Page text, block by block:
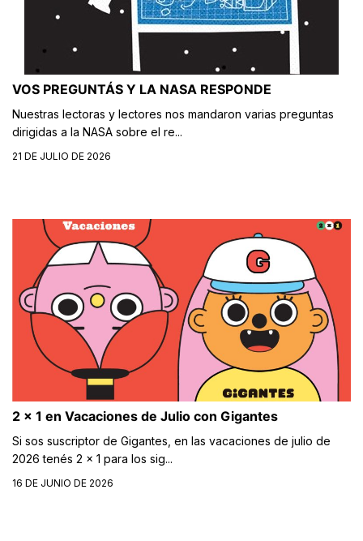
VOS PREGUNTÁS Y LA NASA RESPONDE
Nuestras lectoras y lectores nos mandaron varias preguntas
dirigidas a la NASA sobre el re...
21 DE JULIO DE 2026
2 x 1 en Vacaciones de Julio con Gigantes
Si sos suscriptor de Gigantes, en las vacaciones de julio de
2026 tenés 2 x 1 para los sig...
16 DE JUNIO DE 2026